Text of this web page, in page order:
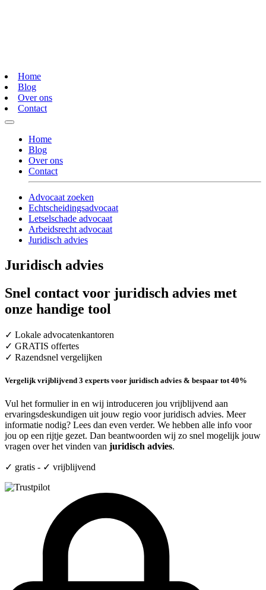
Home
Blog
Over ons
Contact
Home
Blog
Over ons
Contact
Advocaat zoeken
Echtscheidingsadvocaat
Letselschade advocaat
Arbeidsrecht advocaat
Juridisch advies
Juridisch advies
Snel contact voor juridisch advies met
onze handige tool
✓ Lokale advocatenkantoren
✓ GRATIS offertes
✓ Razendsnel vergelijken
Vergelijk vrijblijvend 3 experts voor juridisch advies & bespaar tot 40%
Vul het formulier in en wij introduceren jou vrijblijvend aan
ervaringsdeskundigen uit jouw regio voor juridisch advies. Meer
informatie nodig? Lees dan even verder. We hebben alle info voor
jou op een rijtje gezet. Dan beantwoorden wij zo snel mogelijk jouw
vragen over het vinden van juridisch advies.
✓ gratis - ✓ vrijblijvend